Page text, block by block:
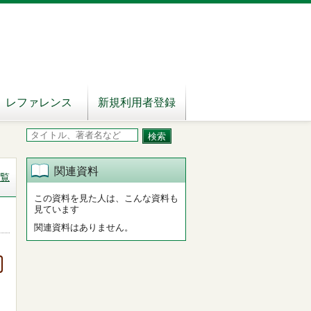
レファレンス 新規利用者登録
関連資料
この資料を見た人は、こんな資料も
見ています
関連資料はありません。